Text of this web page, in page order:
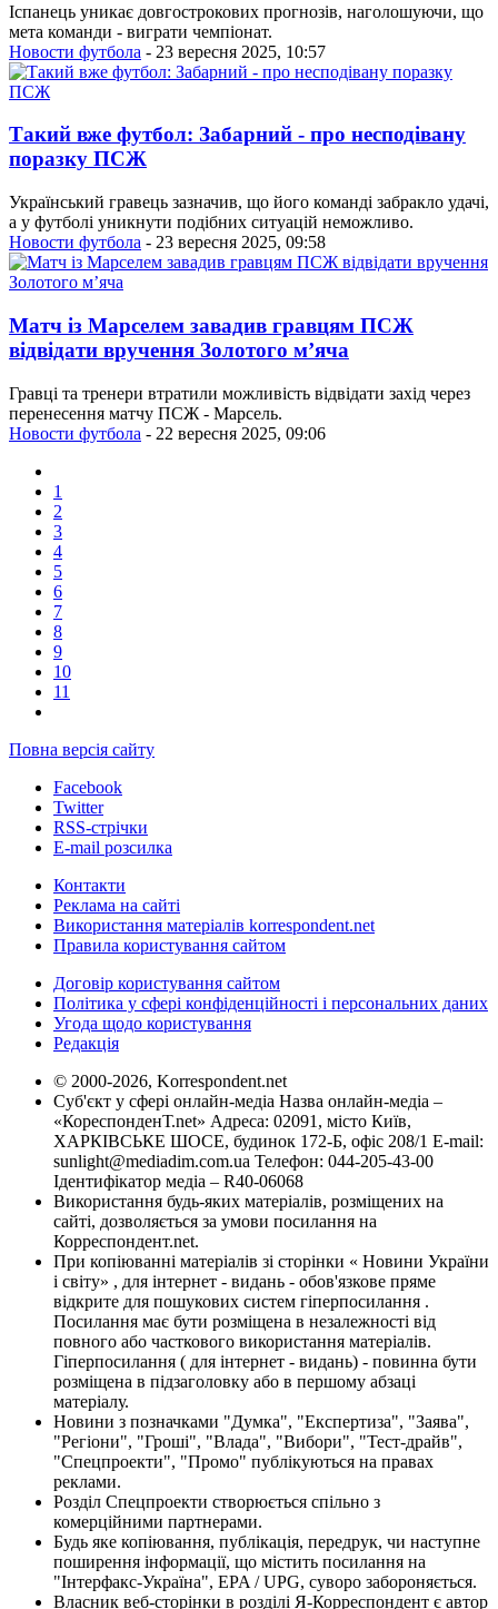
Іспанець уникає довгострокових прогнозів, наголошуючи, що
мета команди - виграти чемпіонат.
Новости футбола - 23 вересня 2025, 10:57
Такий вже футбол: Забарний - про несподівану
поразку ПСЖ
Український гравець зазначив, що його команді забракло удачі,
а у футболі уникнути подібних ситуацій неможливо.
Новости футбола - 23 вересня 2025, 09:58
Матч із Марселем завадив гравцям ПСЖ
відвідати вручення Золотого м’яча
Гравці та тренери втратили можливість відвідати захід через
перенесення матчу ПСЖ - Марсель.
Новости футбола - 22 вересня 2025, 09:06
1
2
3
4
5
6
7
8
9
10
11
Повна версія сайту
Facebook
Twitter
RSS-стрічки
E-mail розсилка
Контакти
Реклама на сайті
Використання матеріалів korrespondent.net
Правила користування сайтом
Договір користування сайтом
Політика у сфері конфіденційності і персональних даних
Угода щодо користування
Редакція
© 2000-2026, Korrespondent.net
Суб'єкт у сфері онлайн-медіа Назва онлайн-медіа –
«КореспонденТ.net» Адреса: 02091, місто Київ,
ХАРКІВСЬКЕ ШОСЕ, будинок 172-Б, офіс 208/1 E-mail:
sunlight@mediadim.com.ua Телефон: 044-205-43-00
Ідентифікатор медіа – R40-06068
Використання будь-яких матеріалів, розміщених на
сайті, дозволяється за умови посилання на
Корреспондент.net.
При копіюванні матеріалів зі сторінки « Новини України
і світу» , для інтернет - видань - обов'язкове пряме
відкрите для пошукових систем гіперпосилання .
Посилання має бути розміщена в незалежності від
повного або часткового використання матеріалів.
Гіперпосилання ( для інтернет - видань) - повинна бути
розміщена в підзаголовку або в першому абзаці
матеріалу.
Новини з позначками "Думка", "Експертиза", "Заява",
"Регіони", "Гроші", "Влада", "Вибори", "Тест-драйв",
"Спецпроекти", "Промо" публікуються на правах
реклами.
Розділ Спецпроекти створюється спільно з
комерційними партнерами.
Будь яке копіювання, публікація, передрук, чи наступне
поширення інформації, що містить посилання на
"Інтерфакс-Україна", EPA / UPG, суворо забороняється.
Власник веб-сторінки в розділі Я-Корреспондент є автор